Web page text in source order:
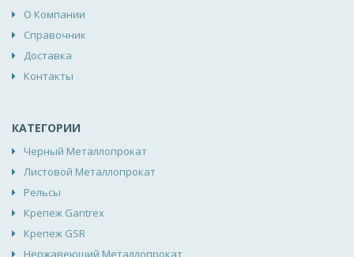
О Компании
Справочник
Доставка
Контакты
КАТЕГОРИИ
Черный Металлопрокат
Листовой Металлопрокат
Рельсы
Крепеж Gantrex
Крепеж GSR
Нержавеющий Металлопрокат